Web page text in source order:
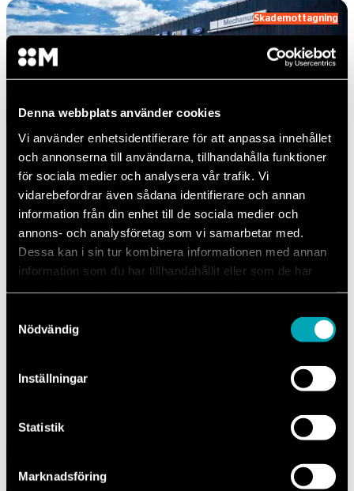
Denna webbplats använder cookies
Vi använder enhetsidentifierare för att anpassa innehållet
och annonserna till användarna, tillhandahålla funktioner
för sociala medier och analysera vår trafik. Vi
vidarebefordrar även sådana identifierare och annan
information från din enhet till de sociala medier och
annons- och analysföretag som vi samarbetar med.
Dessa kan i sin tur kombinera informationen med annan
information som du har tillhandahållit eller som de har
Nödvändig
Inställningar
Statistik
Marknadsföring
Skademottagning
Skadeverkstad Malmö
Västkustvägen 17, 211 24 Malmö
Vardagar: 06.30-18.00 (Reservdelar 07-16)
Lör-, sön- & helgdagar: Stängt
Avvikande öppettider
6/7–7/8 Sommaröppettider: 06.30–17.00
Auktoriserad för:
SAABSEAT